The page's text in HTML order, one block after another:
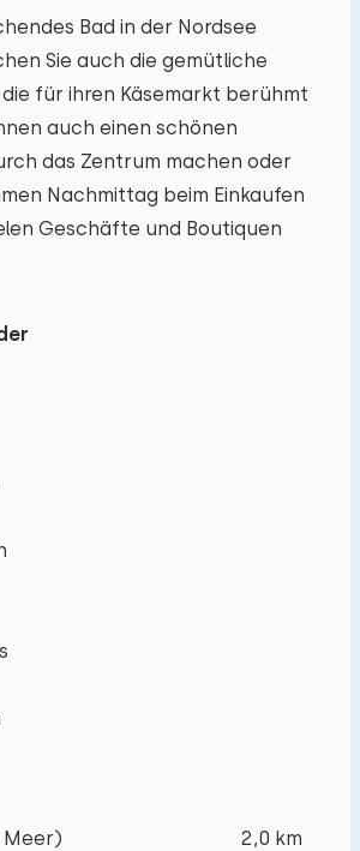
beträgt 6.
−
− +
Bad in der Nordsee
Sie auch die gemütliche
für ihren Käsemarkt berühmt
auch einen schönen
das Zentrum machen oder
Nachmittag beim Einkaufen
Geschäfte und Boutiquen
Meer)
2,0 km